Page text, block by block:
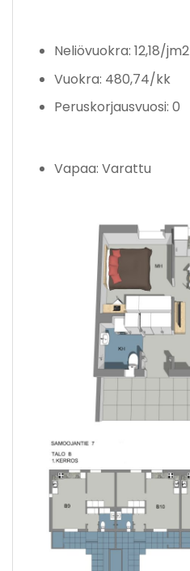
Neliövuokra: 12,18/jm2
Vuokra: 480,74/kk
Peruskorjausvuosi: 0
Vapaa: Varattu